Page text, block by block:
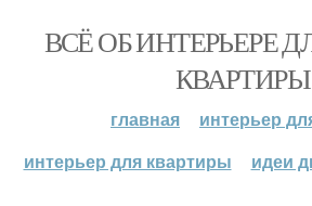
ВСЁ ОБ ИНТЕРЬЕРЕ
КВАРТИРЫ
главная
интерьер
интерьер для квартиры
идеи